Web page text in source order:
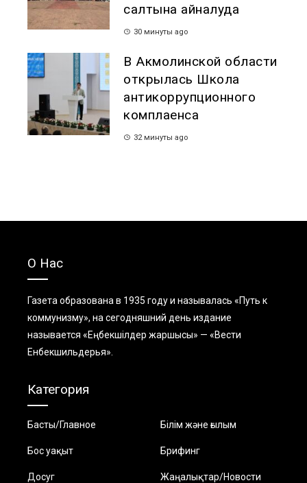
салтына айналуда
30 минуты ago
В Акмолинской области
открылась Школа
антикоррупционного
комплаенса
32 минуты ago
О Нас
Газета образована в 1935 году и называлась «Путь к
коммунизму», на сегодняшний день издание
называется «Еңбекшiлдер жаршысы» — «Вести
Енбекшильдерья».
Категория
Басты/Главное Білім және ғылым
Бос уақыт Брифинг
Досуг Жаңалықтар/Новости